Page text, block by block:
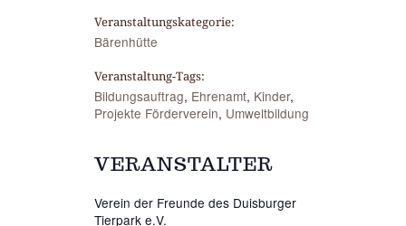
Veranstaltungskategorie:
Bärenhütte
Veranstaltung-Tags:
Bildungsauftrag, Ehrenamt, Kinder,
Projekte Förderverein, Umweltbildung
VERANSTALTER
Verein der Freunde des Duisburger
Tierpark e.V.